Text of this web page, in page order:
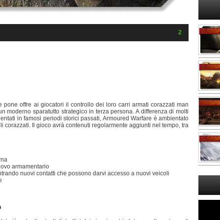
2
pone offre ai giocatori il controllo dei loro carri armati corazzati man
moderno sparatutto strategico in terza persona. A differenza di molti
in famosi periodi storici passati, Armoured Warfare è ambientato
corazzati. Il gioco avrà contenuti regolarmente aggiunti nel tempo, tra
armamentario
nuovi contatti che possono darvi accesso a nuovi veicoli